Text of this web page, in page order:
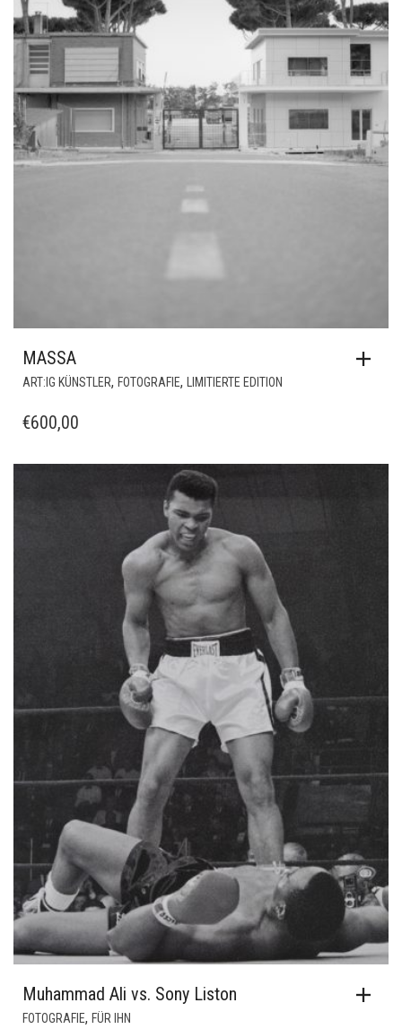
MASSA
ART:IG KÜNSTLER, FOTOGRAFIE, LIMITIERTE EDITION
€600,00
Muhammad Ali vs. Sony Liston
FOTOGRAFIE, FÜR IHN